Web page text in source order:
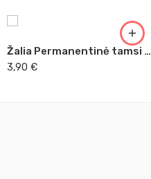
Žalia Permanentinė tamsi Master Acrilic, 60ml (30)
3,90 €